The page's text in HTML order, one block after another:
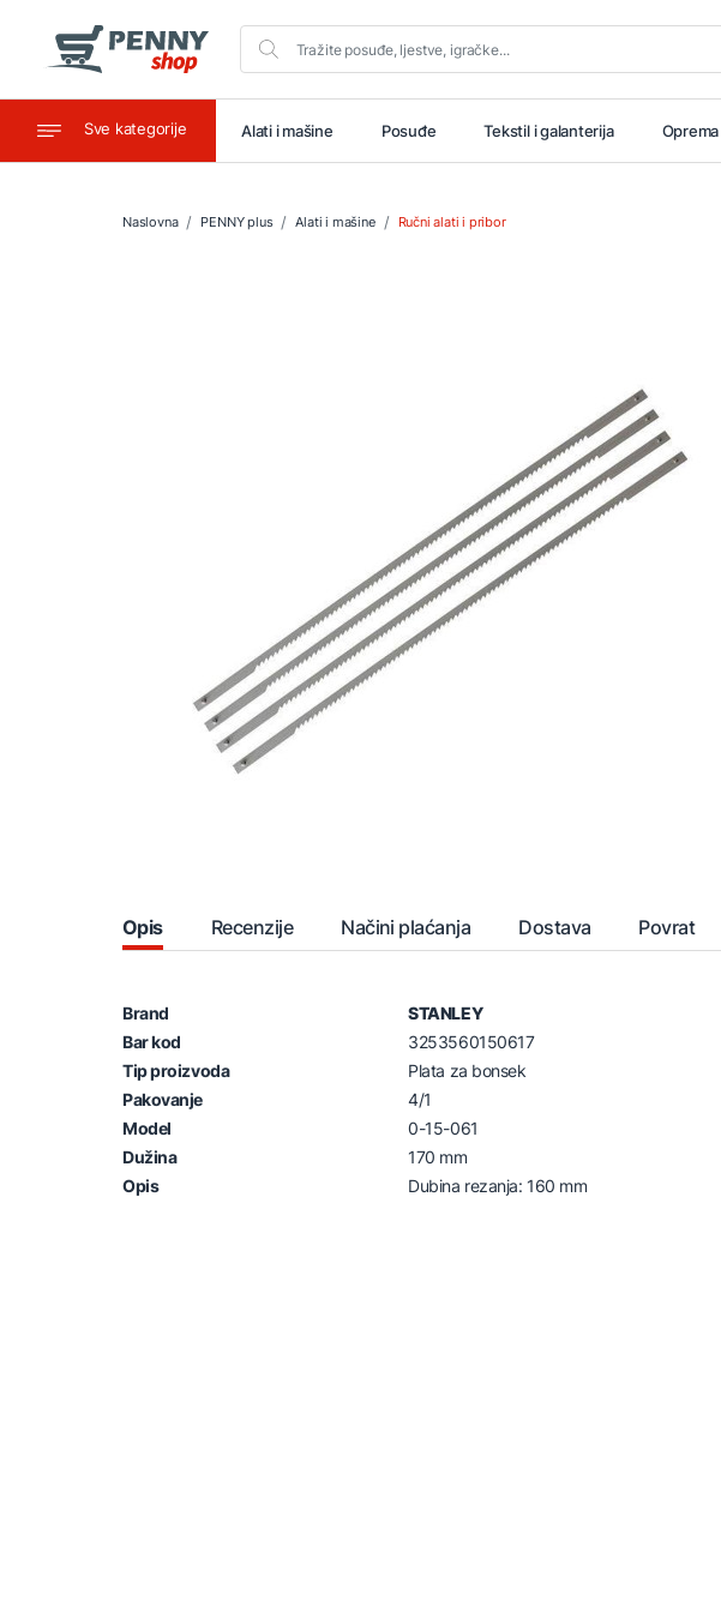
Sve kategorije
Ugostiteljstvo Alati i mašine Posuđe Tekstil i galanterija
Naslovna PENNY plus Alati i mašine Ručni alati i pribor
Opis Recenzije Načini plaćanja Dostava Povrat
Brand
STANLEY
Bar kod
3253560150617
Tip proizvoda
Plata za bonsek
Pakovanje
4/1
Model
0-15-061
Dužina
170 mm
Opis
Dubina rezanja: 160 mm